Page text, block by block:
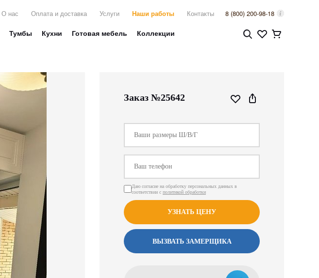
О нас Оплата и доставка Услуги Наши работы Контакты 8 (800) 200-98-18
Тумбы Кухни Готовая мебель Коллекции
Заказ №25642
Даю согласие на обработку персональных данных в
соответствии с политикой обработки
УЗНАТЬ ЦЕНУ
ВЫЗВАТЬ ЗАМЕРЩИКА